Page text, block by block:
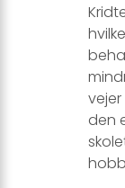
vejer
den